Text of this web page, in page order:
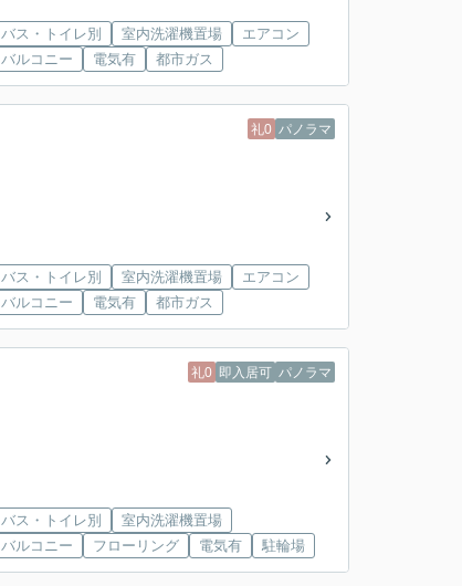
バス・トイレ別 室内洗濯機置場
エアコン
バルコニー
電気有 都市ガス
礼0 パノラマ
バス・トイレ別 室内洗濯機置場
エアコン
バルコニー
電気有 都市ガス
礼0 即入居可 パノラマ
バス・トイレ別
室内洗濯機置場
バルコニー
フローリング 電気有 駐輪場